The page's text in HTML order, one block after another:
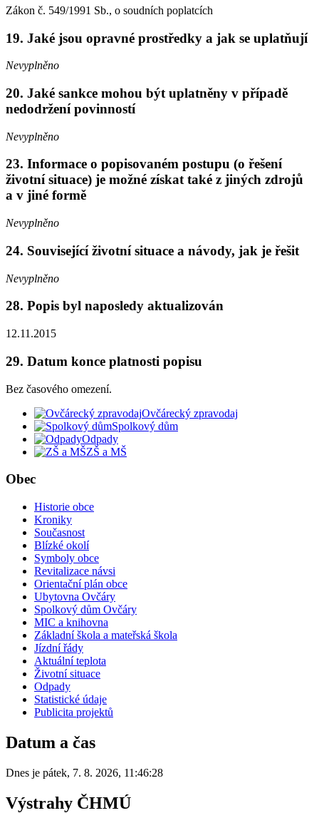
Zákon č. 549/1991 Sb., o soudních poplatcích
19. Jaké jsou opravné prostředky a jak se uplatňují
Nevyplněno
20. Jaké sankce mohou být uplatněny v případě
nedodržení povinností
Nevyplněno
23. Informace o popisovaném postupu (o řešení
životní situace) je možné získat také z jiných zdrojů
a v jiné formě
Nevyplněno
24. Související životní situace a návody, jak je řešit
Nevyplněno
28. Popis byl naposledy aktualizován
12.11.2015
29. Datum konce platnosti popisu
Bez časového omezení.
Ovčárecký zpravodaj
Spolkový dům
Odpady
ZŠ a MŠ
Obec
Historie obce
Kroniky
Současnost
Blízké okolí
Symboly obce
Revitalizace návsi
Orientační plán obce
Ubytovna Ovčáry
Spolkový dům Ovčáry
MIC a knihovna
Základní škola a mateřská škola
Jízdní řády
Aktuální teplota
Životní situace
Odpady
Statistické údaje
Publicita projektů
Datum a čas
Dnes je pátek, 7. 8. 2026, 11:46:28
Výstrahy ČHMÚ